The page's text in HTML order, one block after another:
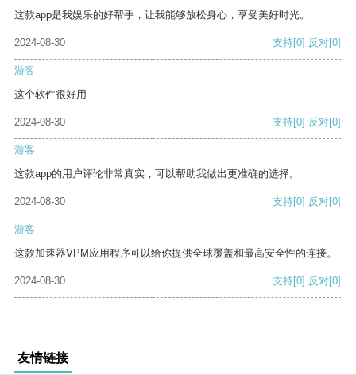
这款app是我娱乐的好帮手，让我能够放松身心，享受美好时光。
2024-08-30 支持[0] 反对[0]
游客
这个软件很好用
2024-08-30 支持[0] 反对[0]
游客
这款app的用户评论非常真实，可以帮助我做出更准确的选择。
2024-08-30 支持[0] 反对[0]
游客
这款加速器VPM应用程序可以给你提供全球覆盖和最高安全性的连接。
2024-08-30 支持[0] 反对[0]
友情链接